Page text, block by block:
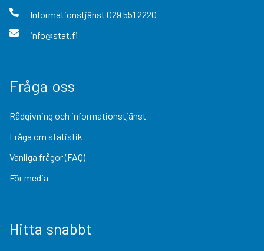
Informationstjänst 029 551 2220
info@stat.fi
Fråga oss
Rådgivning och informationstjänst
Fråga om statistik
Vanliga frågor (FAQ)
För media
Hitta snabbt